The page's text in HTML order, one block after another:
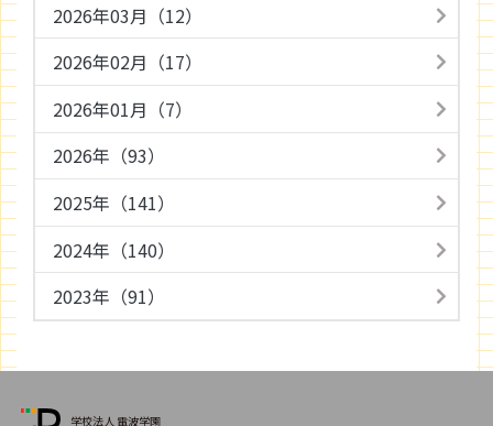
2026年03月（12）
2026年02月（17）
2026年01月（7）
2026年（93）
2025年（141）
2024年（140）
2023年（91）
学校法人 電波学園